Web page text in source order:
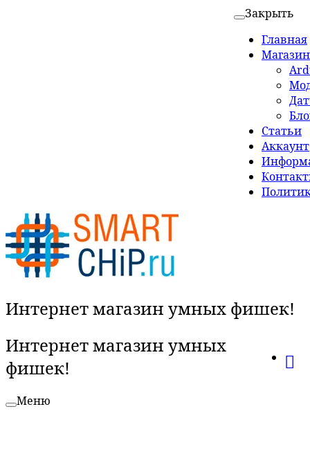
Закрыть
Главная
Магазин
Статьи
Аккаунт
Интернет магазин умных фишек!
Интернет магазин умных
фишек!
Меню